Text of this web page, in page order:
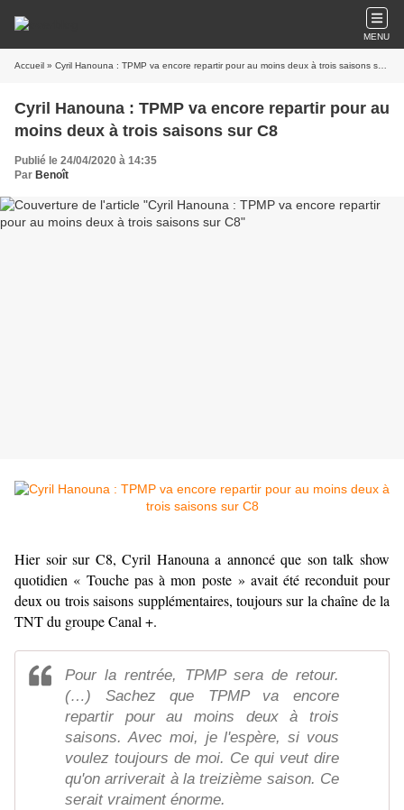
MENU
Accueil » Cyril Hanouna : TPMP va encore repartir pour au moins deux à trois saisons sur C8
Cyril Hanouna : TPMP va encore repartir pour au
moins deux à trois saisons sur C8
Publié le 24/04/2020 à 14:35
Par Benoît
Hier soir sur C8, Cyril Hanouna a annoncé que son talk show
quotidien « Touche pas à mon poste » avait été reconduit pour
deux ou trois saisons supplémentaires, toujours sur la chaîne de la
TNT du groupe Canal +.
Pour la rentrée, TPMP sera de retour.
(…) Sachez que TPMP va encore
repartir pour au moins deux à trois
saisons. Avec moi, je l'espère, si vous
voulez toujours de moi. Ce qui veut dire
qu'on arriverait à la treizième saison. Ce
serait vraiment énorme.